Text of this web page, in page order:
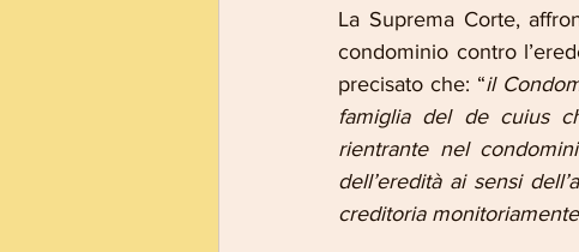
La Suprema Corte,
condominio contro
precisato che: “il
famiglia del de cuius
rientrante nel
dell’eredità ai sensi
creditoria